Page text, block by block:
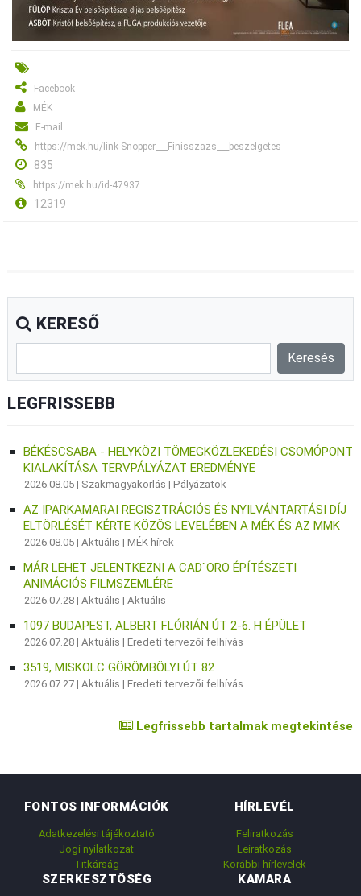
Facebook
MÉK
E-mail
https://mek.hu/link-Snopper___Finisszazs___beszelgetes
835
https://mek.hu/id-47937
12319
KERESŐ
LEGFRISSEBB
BÉKÉSCSABA - HELYKÖZI TÖMEGKÖZLEKEDÉSI CSOMÓPONT
KIALAKÍTÁSA TERVPÁLYÁZAT EREDMÉNYE
2026.08.05 | Szakmagyakorlás |Pályázatok
AZ IPARKAMARAI REGISZTRÁCIÓS ÉS NYILVÁNTARTÁSI DÍJ
ELTÖRLÉSÉT KÉRTE KÖZÖS LEVELÉBEN A MÉK ÉS AZ MMK
2026.08.05 |Aktuális |MÉK hírek
MÁR LEHET JELENTKEZNI A CAD`ORO ÉPÍTÉSZETI
ANIMÁCIÓS FILMSZEMLÉRE
2026.07.28 |Aktuális |Aktuális
1097 BUDAPEST, ALBERT FLÓRIÁN ÚT 2-6. H ÉPÜLET
2026.07.28 |Aktuális |Eredeti tervezői felhívás
3519, MISKOLC GÖRÖMBÖLYI ÚT 82
2026.07.27 |Aktuális |Eredeti tervezői felhívás
Legfrissebb tartalmak megtekintése
FONTOS INFORMÁCIÓK
Adatkezelési tájékoztató
Jogi nyilatkozat
Titkárság
HÍRLEVÉL
Feliratkozás
Leiratkozás
Korábbi hírlevelek
SZERKESZTŐSÉG KAMARA